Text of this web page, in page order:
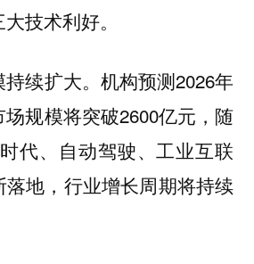
技术利好。
续扩大。机构预测2026年
规模将突破2600亿元，随
代、自动驾驶、工业互联
落地，行业增长周期将持续